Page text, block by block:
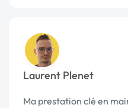
Laurent Plenet
Ma prestation clé en main